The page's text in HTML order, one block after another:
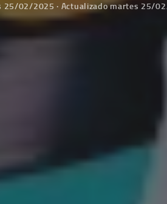
25/02/2025 · Actualizadomartes 25/